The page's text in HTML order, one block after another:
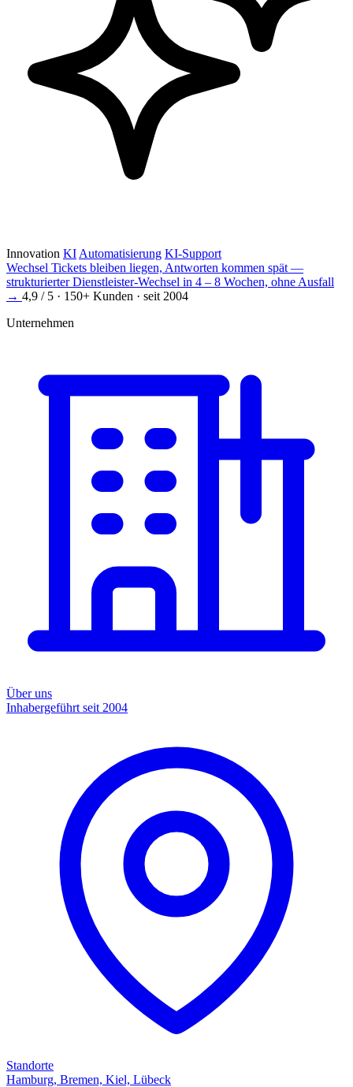
Innovation KI Automatisierung KI-Support
Wechsel Tickets bleiben liegen, Antworten kommen spät —
strukturierter Dienstleister-Wechsel in 4 – 8 Wochen, ohne Ausfall
→ 4,9 / 5 · 150+ Kunden · seit 2004
Unternehmen
Über uns
Inhabergeführt seit 2004
Standorte
Hamburg, Bremen, Kiel, Lübeck